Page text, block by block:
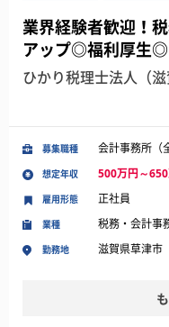
業界経験者歓迎！
アップ◎福利厚生◎
ひかり税理士法人（滋
募集職種 会計事務所（
想定年収 500万円～
業種 税務・会計事
勤務地 滋賀県草津市
雇用形態 正社員